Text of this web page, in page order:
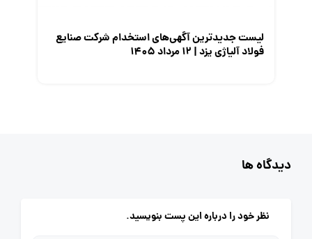
لیست جدیدترین آگهی‌های استخدام شرکت صنایع
فولاد آلیاژی یزد | ۱۲ مرداد ۱۴۰۵
دیدگاه ها
نظر خود را درباره این پست بنویسید.